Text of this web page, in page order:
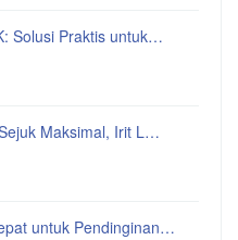
Solusi Praktis untuk…
Maksimal, Irit L…
untuk Pendinginan…